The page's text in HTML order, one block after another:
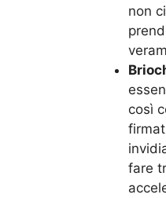
non
così
fare